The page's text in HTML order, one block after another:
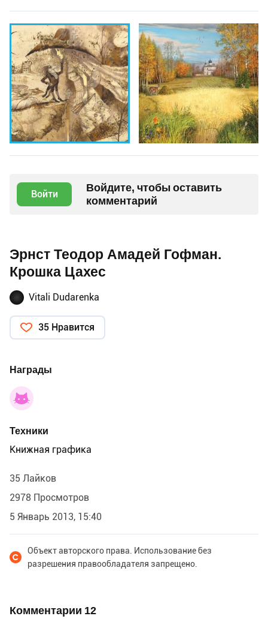
Войти
Войдите, чтобы оставить
комментарий
Эрнст Теодор Амадей Гофман.
Крошка Цахес
Vitali Dudarenka
35 Нравится
Награды
Техники
Книжная графика
35 Лайков
2978 Просмотров
5 Январь 2013, 15:40
Объект авторского права. Использование без
разрешения правообладателя запрещено.
Комментарии 12